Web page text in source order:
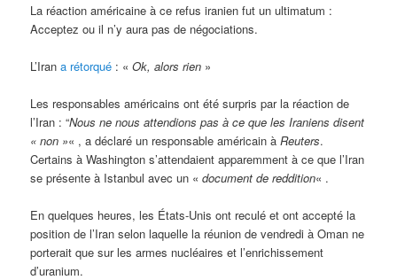
La réaction américaine à ce refus iranien fut un ultimatum :
Acceptez ou il n’y aura pas de négociations.
L’Irana rétorqué : «Ok, alors rien »
Les responsables américains ont été surpris par la réaction de
l’Iran : “Nous ne nous attendions pas à ce que les Iraniens disent
« non »« , a déclaré un responsable américain àReuters.
Certains à Washington s’attendaient apparemment à ce que l’Iran
se présente à Istanbul avec un «document de reddition« .
En quelques heures, les États-Unis ont reculé et ont accepté la
position de l’Iran selon laquelle la réunion de vendredi à Oman ne
porterait que sur les armes nucléaires et l’enrichissement
d’uranium.